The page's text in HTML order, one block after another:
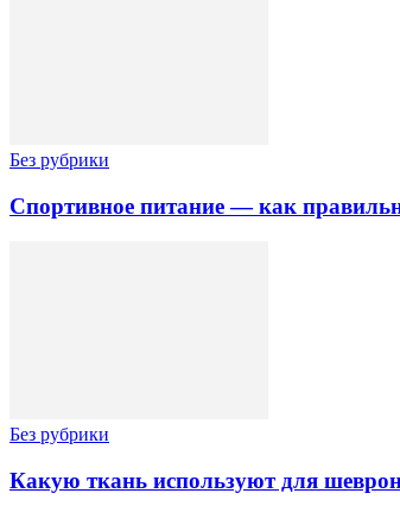
Без рубрики
Спортивное питание — как
Без рубрики
Какую ткань используют для